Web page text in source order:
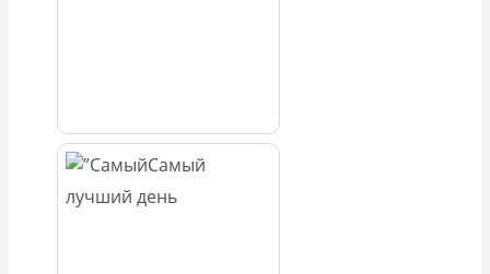
Самый
лучший день